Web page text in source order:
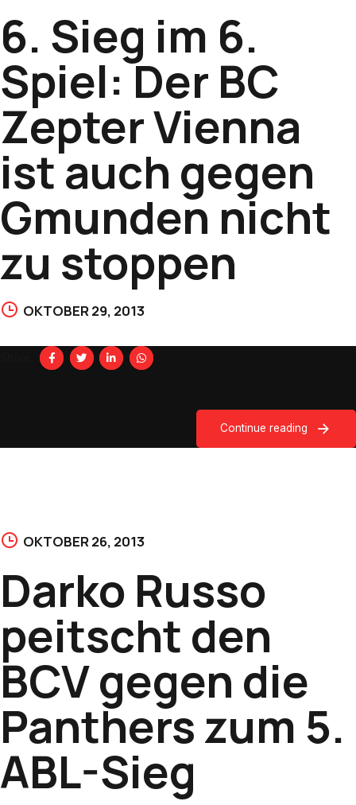
6. Sieg im 6.
Spiel: Der BC
Zepter Vienna
ist auch gegen
Gmunden nicht
zu stoppen
OKTOBER 29, 2013
Continue reading
OKTOBER 26, 2013
Darko Russo
peitscht den
BCV gegen die
Panthers zum 5.
ABL-Sieg